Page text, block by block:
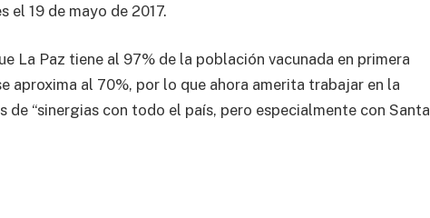
el 19 de mayo de 2017.
La Paz tiene al 97% de la población vacunada en primera
aproxima al 70%, por lo que ahora amerita trabajar en la
de “sinergias con todo el país, pero especialmente con Santa